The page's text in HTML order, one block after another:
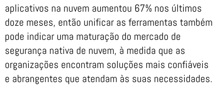
aplicativos na nuvem aumentou 67% nos últimos
doze meses, então unificar as ferramentas também
pode indicar uma maturação do mercado de
segurança nativa de nuvem, à medida que as
organizações encontram soluções mais confiáveis
e abrangentes que atendam às suas necessidades.